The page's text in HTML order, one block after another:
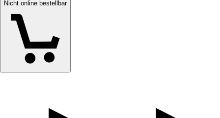
Nicht online bestellbar